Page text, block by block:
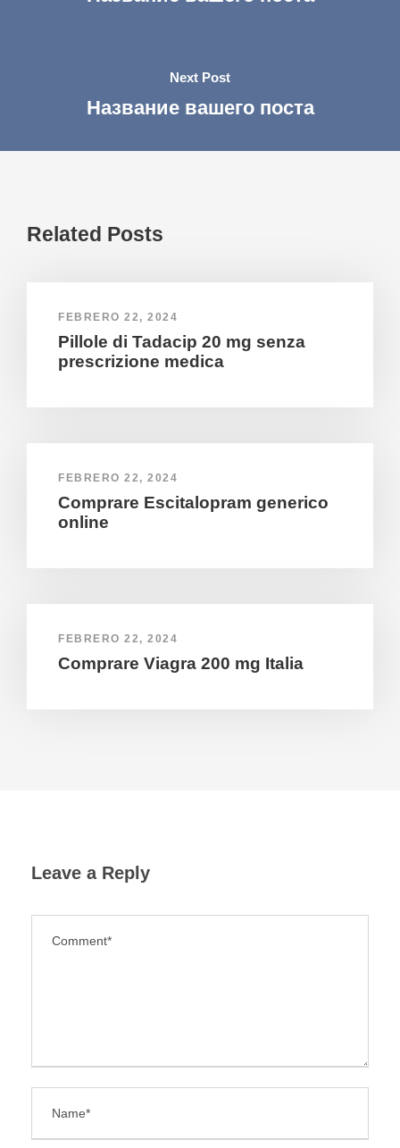
Next Post
Название вашего поста
Related Posts
FEBRERO 22, 2024
Pillole di Tadacip 20 mg senza
prescrizione medica
FEBRERO 22, 2024
Comprare Escitalopram generico
online
FEBRERO 22, 2024
Comprare Viagra 200 mg Italia
Leave a Reply